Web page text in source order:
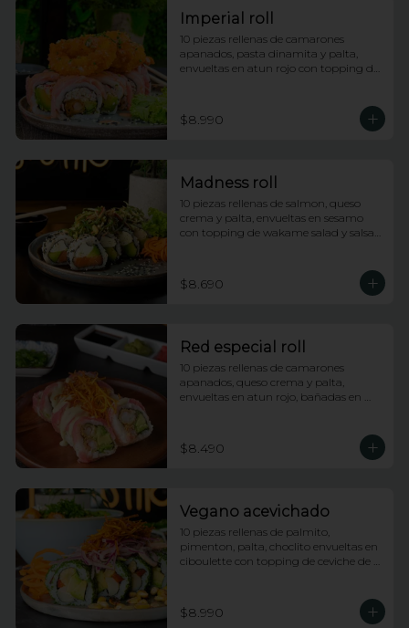
Imperial roll
10 piezas rellenas de camarones
apanados, pasta dinamita y palta,
envueltas en atun rojo con topping de
$8.990
Madness roll
10 piezas rellenas de salmon, queso
crema y palta, envueltas en sesamo
con topping de wakame salad y salsa
$8.690
Red especial roll
10 piezas rellenas de camarones
apanados, queso crema y palta,
envueltas en atun rojo, bañadas en
$8.490
Vegano acevichado
10 piezas rellenas de palmito,
pimenton, palta, choclito envueltas en
ciboulette con topping de ceviche de
$8.990